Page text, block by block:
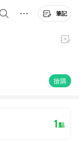
筆記
搶購
1點